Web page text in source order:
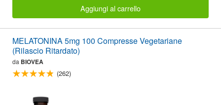
Aggiungi al carrello
MELATONINA 5mg 100 Compresse Vegetariane
(Rilascio Ritardato)
da BIOVEA
(262)